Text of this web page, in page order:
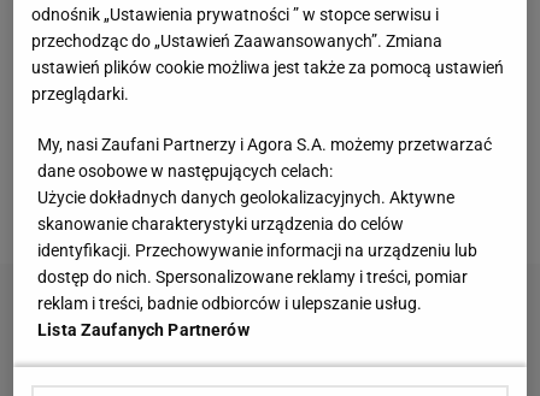
ZawodnicyWojciecha Kamińskiego przeprowadzili w
ostatnich dziesięciu minutach istny szturm. –
Brakuje nam piątej kwarty! – krzyczeli kibice, widząc
z jaką pasją Legia dogania Śląsk, ale czując, że
może zabraknąć jej czasu na więcej. Na pięć sekund
przed ostatnią syreną zbliżyła się na dwa punkty.
odnośnik „Ustawienia prywatności ” w stopce serwisu i
przechodząc do „Ustawień Zaawansowanych”. Zmiana
ustawień plików cookie możliwa jest także za pomocą ustawień
przeglądarki.
My, nasi Zaufani Partnerzy i Agora S.A. możemy przetwarzać
dane osobowe w następujących celach:
Użycie dokładnych danych geolokalizacyjnych. Aktywne
skanowanie charakterystyki urządzenia do celów
identyfikacji. Przechowywanie informacji na urządzeniu lub
dostęp do nich. Spersonalizowane reklamy i treści, pomiar
reklam i treści, badnie odbiorców i ulepszanie usług.
Lista Zaufanych Partnerów